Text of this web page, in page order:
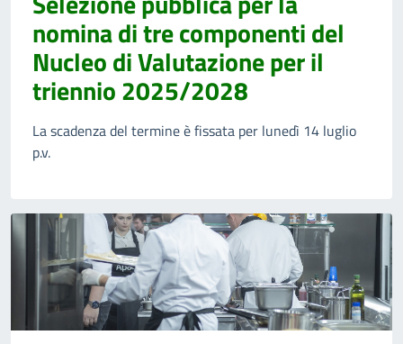
nomina di tre componenti del
Nucleo di Valutazione per il
triennio 2025/2028
La scadenza del termine è fissata per lunedì 14 luglio
p.v.